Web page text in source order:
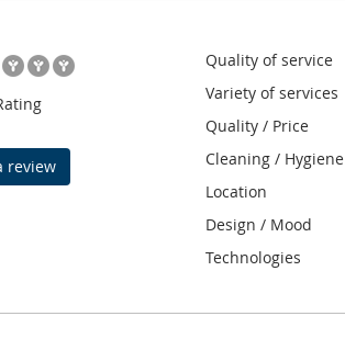
review
Quality of service
Variety of services
Quality / Price
Cleaning / Hygiene
Location
Design / Mood
Technologies